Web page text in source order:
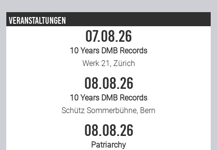
Veranstaltungen
07.08.26
10 Years DMB Records
Werk 21, Zürich
08.08.26
10 Years DMB Records
Schütz Sommerbühne, Bern
08.08.26
Patriarchy